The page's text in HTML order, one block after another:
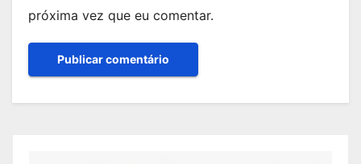
próxima vez que eu comentar.